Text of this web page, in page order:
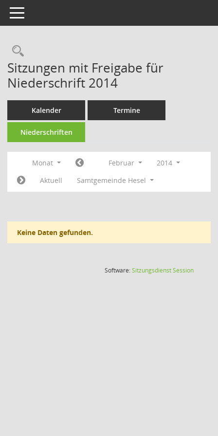
Toggle navigation
Rechercheauswahl
Sitzungen mit Freigabe für
Niederschrift 2014
Kalender Termine
Niederschriften
Monat Februar
2014
Aktuell
Samtgemeinde Hesel
Keine Daten gefunden.
Software:SitzungsdienstSession(Wird in